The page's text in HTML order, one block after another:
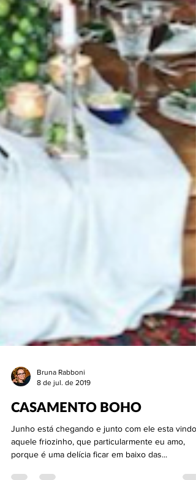
Bruna Rabboni
CASAMENTO BOHO
Junho está chegando e junto com ele esta vindo
aquele friozinho, que particularmente eu amo,